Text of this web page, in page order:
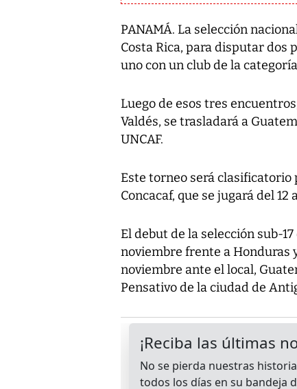
PANAMÁ. La selección
Costa Rica, para disputar dos
uno con un club de la
Luego de esos tres
Valdés, se trasladará a
UNCAF.
Este torneo será
Concacaf, que se jugará del 12
El debut de la selección sub-
noviembre frente a Honduras
noviembre ante el local,
Pensativo de la ciudad de